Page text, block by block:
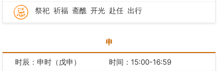
祭祀 祈福 斋醮 开光 赴任 出行
申
时辰：申时（戊申）
时间：15:00-16:59